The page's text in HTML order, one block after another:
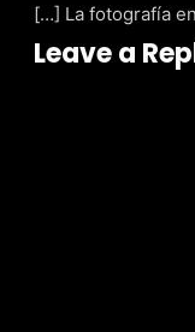
[…] La fotografía
Leave a